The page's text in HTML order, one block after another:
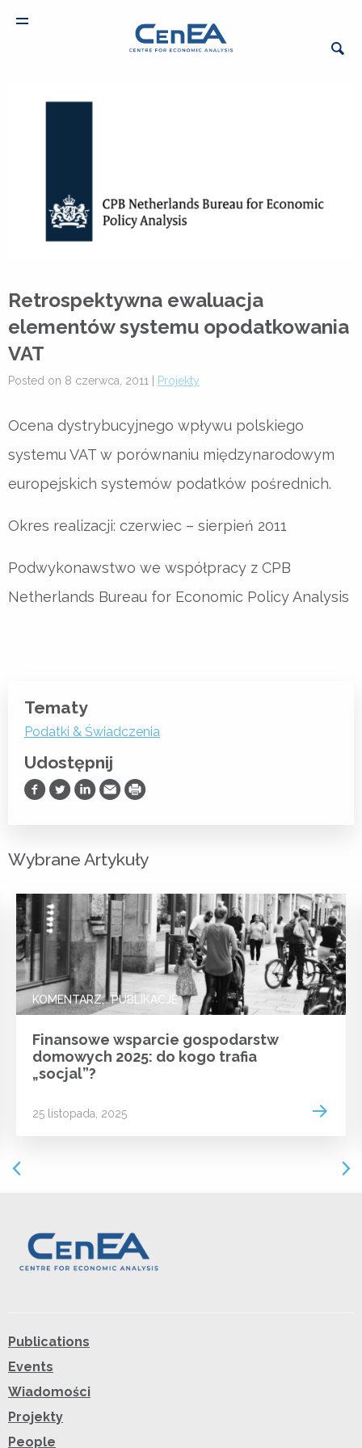
Retrospektywna ewaluacja
elementów systemu opodatkowania
VAT
Posted on 8 czerwca, 2011 | Projekty
Ocena dystrybucyjnego wpływu polskiego
systemu VAT w porównaniu międzynarodowym
europejskich systemów podatków pośrednich.
Okres realizacji: czerwiec – sierpień 2011
Podwykonawstwo we współpracy z CPB
Netherlands Bureau for Economic Policy Analysis
Tematy
Podatki & Świadczenia
Udostępnij
Udostępnij na Facebooku
Udostępnij na Twitterze
Udostępnij na LinkedIn
Prześlij Emailem
Drukuj
Wybrane Artykuły
KOMENTARZ PUBLIKACJE
Finansowe wsparcie gospodarstw
domowych 2025: do kogo trafia
„socjal”?
25 listopada, 2025 Read
Publications
Events
Wiadomości
Projekty
People